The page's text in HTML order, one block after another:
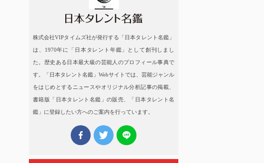
株式会社VIPタイムズ社が発行する「日本タレント名鑑」
は、1970年に「日本タレント年鑑」として創刊しまし
た。歴史ある日本最大級の芸能人のプロフィール事典で
す。「日本タレント名鑑」Webサイトでは、芸能ジャンル
をはじめとするニュースやオリジナル分析記事の掲載、
書籍版「日本タレント名鑑」の販売、「日本タレント名
鑑」に登録したい方へのご案内を行っています。